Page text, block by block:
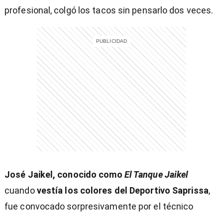
profesional, colgó los tacos sin pensarlo dos veces.
José Jaikel, conocido como El Tanque Jaikel
cuandovestía los colores del Deportivo Saprissa,
fue convocado sorpresivamente por el técnico